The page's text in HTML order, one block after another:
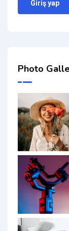
Giriş yap
Photo